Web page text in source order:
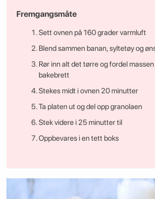
Fremgangsmåte
Sett ovnen på 160 grader varmluft
Blend sammen banan, syltetøy og
Rør inn alt det tørre og fordel
bakebrett
Stekes midt i ovnen 20 minutter
Ta platen ut og del opp granolaen
Stek videre i 25 minutter til
Oppbevares i en tett boks